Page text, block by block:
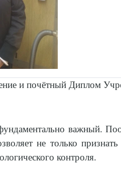
и почётный Диплом
важный.
не только
контроля.